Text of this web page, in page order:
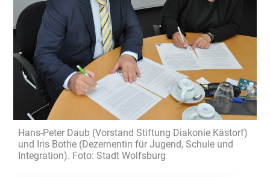
Hans-Peter Daub (Vorstand Stiftung Diakonie Kästorf)
und Iris Bothe (Dezernentin für Jugend, Schule und
Integration). Foto: Stadt Wolfsburg